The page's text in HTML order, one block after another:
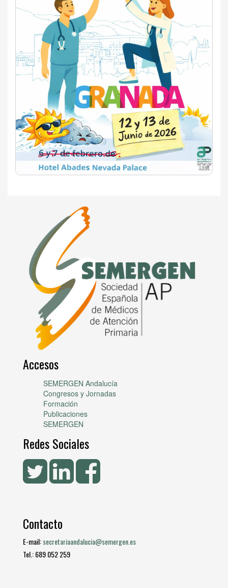
Accesos
SEMERGEN Andalucía
Congresos y Jornadas
Formación
Publicaciones
SEMERGEN
Redes Sociales
Contacto
E-mail:secretariaandalucia@semergen.es
Tel.: 689 052 259